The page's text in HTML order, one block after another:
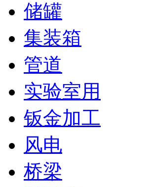
储罐
集装箱
管道
实验室用
钣金加工
风电
桥梁